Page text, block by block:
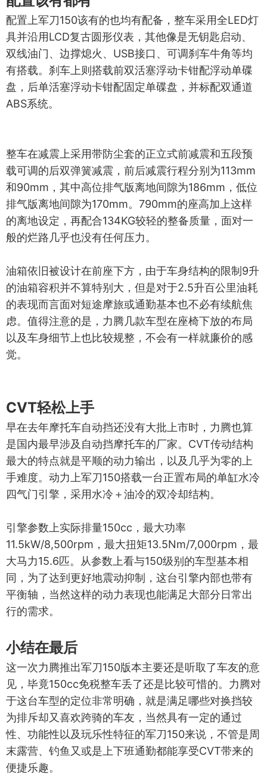
配置上军刀150该有的也均有配备，整车采用全LED灯
具并沿用LCD复古圆形仪表，其他像是无钥匙启动、
双线油门、边撑熄火、USB接口、可调刹车牛角等均
有搭载。刹车上则搭载前双活塞浮动卡钳配浮动单碟
盘，后单活塞浮动卡钳配固定单碟盘，并标配双通道
ABS系统。
整车在减震上采用带防尘套的正立式前减震和五段预
载可调的后双弹簧减震，前后减震行程分别为113mm
和90mm，其中高位排气版离地间隙为186mm，低位
排气版离地间隙为170mm。790mm的座高加上这样
的离地设定，再配合134KG较轻的整备质量，面对一
般的烂路几乎也没有任何压力。
油箱依旧被设计在前座下方，由于车身结构的限制9升
的油箱容积并不算特别大，但是对于2.5升百公里油耗
的表现而言面对短途摩旅或通勤基本也不必有续航焦
虑。值得注意的是，力腾几款车型在座椅下放的布局
以及车身细节上也比较规整，不会有一样就廉价的感
觉。
CVT轻松上手
早在去年摩托车自动挡还没有大批上市时，力腾也算
是国内最早涉及自动挡摩托车的厂家。CVT传动结构
最大的特点就是平顺的动力输出，以及几乎为零的上
手难度。动力上军刀150搭载一台正置布局的单缸水冷
四气门引擎，采用水冷＋油冷的双冷却结构。
引擎参数上实际排量150cc，最大功率
11.5kW/8,500rpm，最大扭矩13.5Nm/7,000rpm，最
大马力15.6匹。从参数上看与150级别的车型基本相
同，为了达到更好地震动抑制，这台引擎内部也带有
平衡轴，当然这样的动力表现也能满足大部分日常出
行的需求。
小结在最后
这一次力腾推出军刀150版本主要还是听取了车友的意
见，毕竟150cc免税整车丢了还是比较可惜的。力腾对
于这台车型的定位非常明确，就是满足哪些对换挡较
为排斥却又喜欢跨骑的车友，当然具有一定的通过
性、功能性以及玩乐性特征的军刀150来说，不管是周
末露营、钓鱼又或是上下班通勤都能享受CVT带来的
便捷乐趣。